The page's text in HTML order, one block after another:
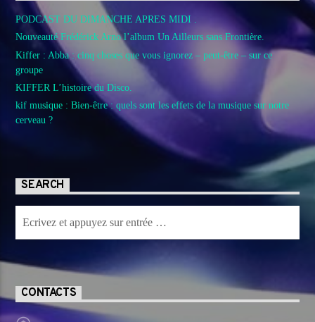
PODCAST DU DIMANCHE APRES MIDI .
Nouveauté Frédérick Arno l’album Un Ailleurs sans Frontière.
Kiffer : Abba : cinq choses que vous ignorez – peut-être – sur ce
groupe
KIFFER L’histoire du Disco.
kif musique : Bien-être : quels sont les effets de la musique sur notre
cerveau ?
SEARCH
CONTACTS